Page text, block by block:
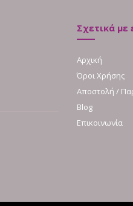
Σχετικά με
Αρχική
Όροι Χρήσης
Αποστολή /
Blog
Επικοινωνία